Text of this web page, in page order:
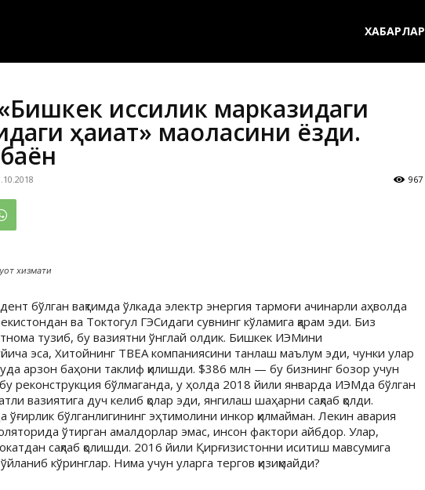
ХАБАРЛАР
иссиқлик марказидаги
ҳақиқат» мақоласини ёзди.
баён
967
хизмати
бўлган вақтимда ўлкада электр энергия тармоғи ачинарли аҳволда
ва Токтогул ГЭСидаги сувнинг кўламига қарам эди. Биз
тузиб, бу вазиятни ўнглай олдик. Бишкек ИЭМини
эса, Хитойнинг ТВЕА компаниясини танлаш маълум эди, чунки улар
арзон баҳони таклиф қилишди. $386 млн — бу бизнинг бозор учун
реконструкция бўлмаганда, у ҳолда 2018 йили январда ИЭМда бўлган
вазиятига дуч келиб қолар эди, янгилаш шаҳарни сақлаб қолди.
ўғирлик бўлганлигининг эҳтимолини инкор қилмайман. Лекин авария
ўтирган амалдорлар эмас, инсон фактори айбдор. Улар,
сақлаб қолишди. 2016 йили Қирғизистонни иситиш мавсумига
кўринглар. Нима учун уларга тергов қизиқмайди?